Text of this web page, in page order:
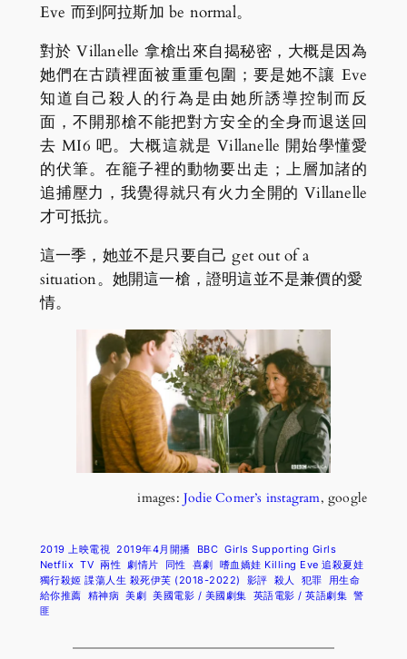
Eve 而到阿拉斯加 be normal。
對於 Villanelle 拿槍出來自揭秘密，大概是因為
她們在古蹟裡面被重重包圍；要是她不讓 Eve
知道自己殺人的行為是由她所誘導控制而反
面，不開那槍不能把對方安全的全身而退送回
去 MI6 吧。大概這就是 Villanelle 開始學懂愛
的伏筆。在籠子裡的動物要出走；上層加諸的
追捕壓力，我覺得就只有火力全開的 Villanelle
才可抵抗。
這一季，她並不是只要自己 get out of a
situation。她開這一槍，證明這並不是兼價的愛
情。
images: Jodie Comer’s instagram, google
2019 上映電視 2019年4月開播 BBC Girls Supporting Girls
Netflix TV 兩性 劇情片 同性 喜劇 嗜血嬌娃 Killing Eve 追殺夏娃
獨行殺姬 諜蕩人生 殺死伊芙 (2018-2022)
影評 殺人 犯罪
用生命
給你推薦 精神病 美劇 美國電影 / 美國劇集 英語電影 / 英語劇集 警
匪